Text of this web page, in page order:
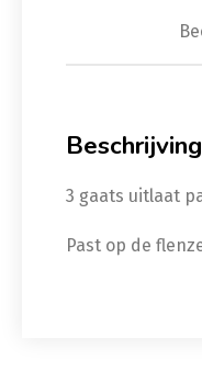
Beschrijving
3 gaats uitlaat
Past op de